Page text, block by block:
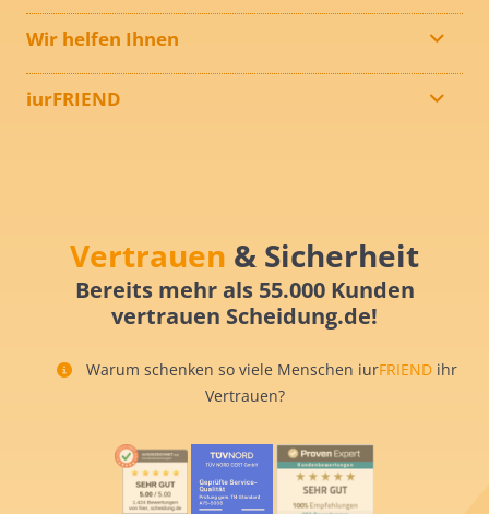
Wir helfen Ihnen
iurFRIEND
Vertrauen & Sicherheit
Bereits mehr als 55.000 Kunden
vertrauen Scheidung.de!
Warum schenken so viele Menschen iurFRIEND ihr
Vertrauen?